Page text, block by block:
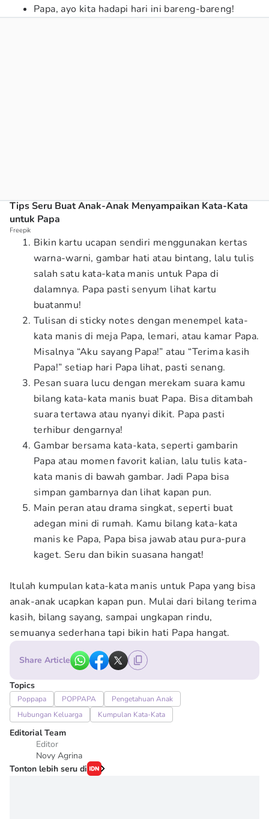
Papa, ayo kita hadapi hari ini bareng-bareng!
Tips Seru Buat Anak-Anak Menyampaikan Kata-Kata
untuk Papa
Freepik
Bikin kartu ucapan sendiri menggunakan kertas
warna-warni, gambar hati atau bintang, lalu tulis
salah satu kata-kata manis untuk Papa di
dalamnya. Papa pasti senyum lihat kartu
buatanmu!
Tulisan di sticky notes dengan menempel kata-
kata manis di meja Papa, lemari, atau kamar Papa.
Misalnya “Aku sayang Papa!” atau “Terima kasih
Papa!” setiap hari Papa lihat, pasti senang.
Pesan suara lucu dengan merekam suara kamu
bilang kata-kata manis buat Papa. Bisa ditambah
suara tertawa atau nyanyi dikit. Papa pasti
terhibur dengarnya!
Gambar bersama kata-kata, seperti gambarin
Papa atau momen favorit kalian, lalu tulis kata-
kata manis di bawah gambar. Jadi Papa bisa
simpan gambarnya dan lihat kapan pun.
Main peran atau drama singkat, seperti buat
adegan mini di rumah. Kamu bilang kata-kata
manis ke Papa, Papa bisa jawab atau pura-pura
kaget. Seru dan bikin suasana hangat!
Itulah kumpulan kata-kata manis untuk Papa yang bisa
anak-anak ucapkan kapan pun. Mulai dari bilang terima
kasih, bilang sayang, sampai ungkapan rindu,
semuanya sederhana tapi bikin hati Papa hangat.
Share Article
Topics
Poppapa POPPAPA
Pengetahuan Anak
Hubungan Keluarga
Kumpulan Kata-Kata
Editorial Team
Editor
Novy Agrina
Tonton lebih seru di